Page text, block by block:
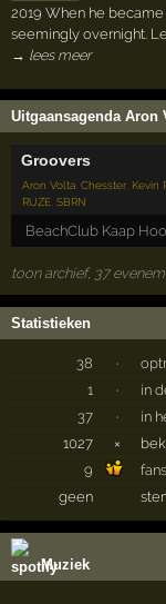
2019 When he
seemingly overnight.
→ lees meer
Uitgaansagenda Aron
Groovers
Aron Volta ,Chesster Kevin
RUZE ,SBRN
BeachClub Kaap
toon archief, 37
Statistieken
38 ·
1
·
in
37
·
in
1027
×
9
fans
geen
Muziek